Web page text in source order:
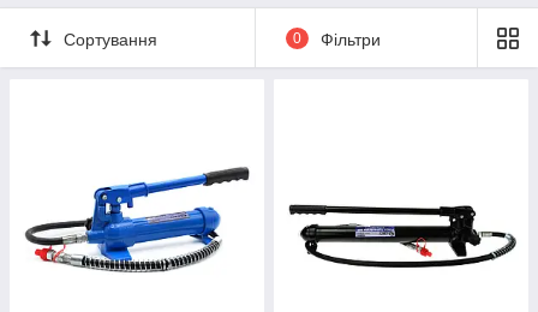
Сортування 0 Фільтри